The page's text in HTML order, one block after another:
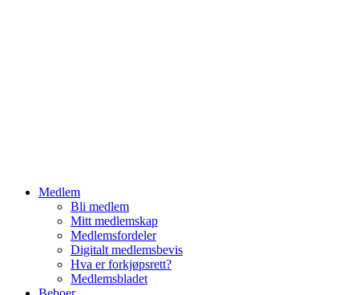
Medlem
Bli medlem
Mitt medlemskap
Medlemsfordeler
Digitalt medlemsbevis
Hva er forkjøpsrett?
Medlemsbladet